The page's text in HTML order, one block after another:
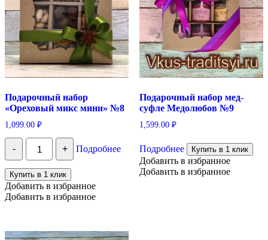
Подарочный набор
«Ореховый микс мини» №8
1,099.00 ₽
-
Количество
Подарочный
набор
"Ореховый
микс
мини"
№8
+ Подробнее
Купить в 1 клик
Добавить в избранное
Добавить в избранное
Подарочный набор мед-
суфле Медолюбов №9
1,599.00 ₽
Подробнее Купить в 1 клик
Добавить в избранное
Добавить в избранное